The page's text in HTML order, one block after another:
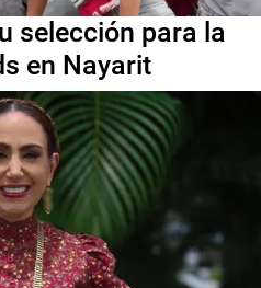
selección para la
en Nayarit